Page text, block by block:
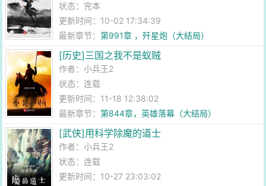
状态：完本
更新时间：10-02 17:34:39
最新章节：第991章 ，歼星炮（大结局）
[历史]三国之我不是蚁贼
作者： 小兵王2
状态：连载
更新时间：11-18 12:38:02
最新章节：第844章，英雄落幕（大结局）
[武侠]用科学除魔的道士
作者： 小兵王2
状态：连载
更新时间：10-27 23:03:02